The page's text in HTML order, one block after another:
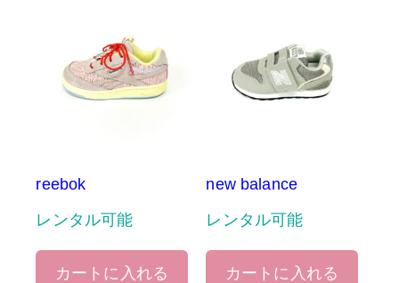
reebok
レンタル可能
カートに入れる
new balance
レンタル可能
カートに入れる